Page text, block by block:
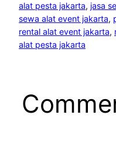
alat pesta jakarta, jasa
sewa alat event jakarta,
rental alat event jakarta,
alat pesta jakarta